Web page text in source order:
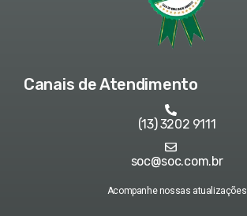
Canais de Atendimento
(13) 3202 9111
soc@soc.com.br
Acompanhe nossas atualizações